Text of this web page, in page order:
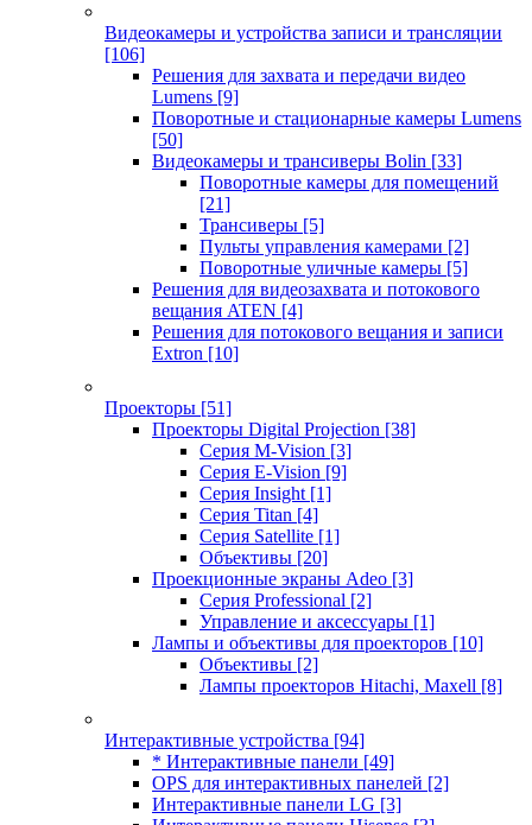
Видеокамеры и устройства записи и трансляции
[106]
Решения для захвата и передачи видео
Lumens [9]
Поворотные и стационарные камеры Lumens
[50]
Видеокамеры и трансиверы Bolin [33]
Поворотные камеры для помещений
[21]
Трансиверы [5]
Пульты управления камерами [2]
Поворотные уличные камеры [5]
Решения для видеозахвата и потокового
вещания ATEN [4]
Решения для потокового вещания и записи
Extron [10]
Проекторы [51]
Проекторы Digital Projection [38]
Серия M-Vision [3]
Серия E-Vision [9]
Серия Insight [1]
Серия Titan [4]
Серия Satellite [1]
Объективы [20]
Проекционные экраны Adeo [3]
Серия Professional [2]
Управление и аксессуары [1]
Лампы и объективы для проекторов [10]
Объективы [2]
Лампы проекторов Hitachi, Maxell [8]
Интерактивные устройства [94]
* Интерактивные панели [49]
OPS для интерактивных панелей [2]
Интерактивные панели LG [3]